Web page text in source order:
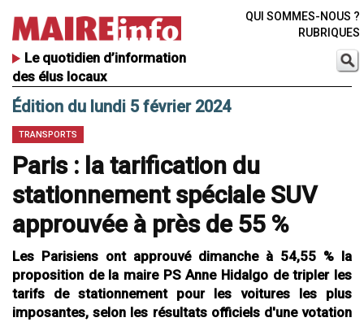
Le quotidien d’information
des élus locaux
QUI SOMMES-NOUS ?
RUBRIQUES
Édition du lundi 5 février 2024
TRANSPORTS
Paris : la tarification du
stationnement spéciale SUV
approuvée à près de 55 %
Les Parisiens ont approuvé dimanche à 54,55 % la
proposition de la maire PS Anne Hidalgo de tripler les
tarifs de stationnement pour les voitures les plus
imposantes, selon les résultats officiels d'une votation